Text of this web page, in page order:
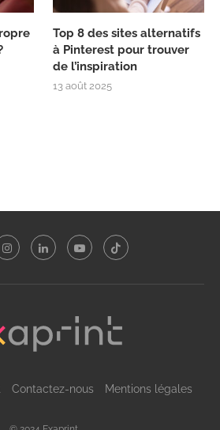
Top 8 des sites alternatifs
à Pinterest pour trouver
de l’inspiration
13 août 2025
Contactez-nous Mentions légales